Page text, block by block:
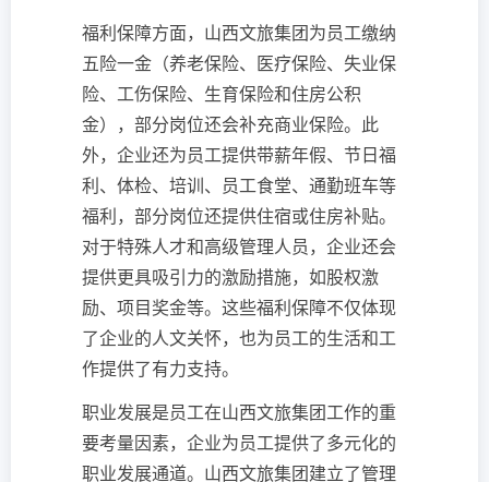
福利保障方面，山西文旅集团为员工缴纳
五险一金（养老保险、医疗保险、失业保
险、工伤保险、生育保险和住房公积
金），部分岗位还会补充商业保险。此
外，企业还为员工提供带薪年假、节日福
利、体检、培训、员工食堂、通勤班车等
福利，部分岗位还提供住宿或住房补贴。
对于特殊人才和高级管理人员，企业还会
提供更具吸引力的激励措施，如股权激
励、项目奖金等。这些福利保障不仅体现
了企业的人文关怀，也为员工的生活和工
作提供了有力支持。
职业发展是员工在山西文旅集团工作的重
要考量因素，企业为员工提供了多元化的
职业发展通道。山西文旅集团建立了管理